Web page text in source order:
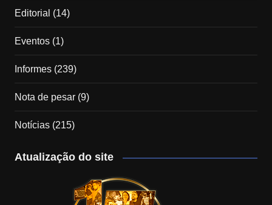
Editorial (14)
Eventos(1)
Informes(239)
Nota de pesar(9)
Notícias(215)
Atualização do site